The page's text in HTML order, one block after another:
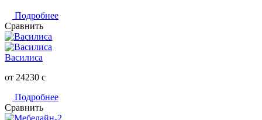
Подробнее
Сравнить
Василиса
от 24230 c
Подробнее
Сравнить